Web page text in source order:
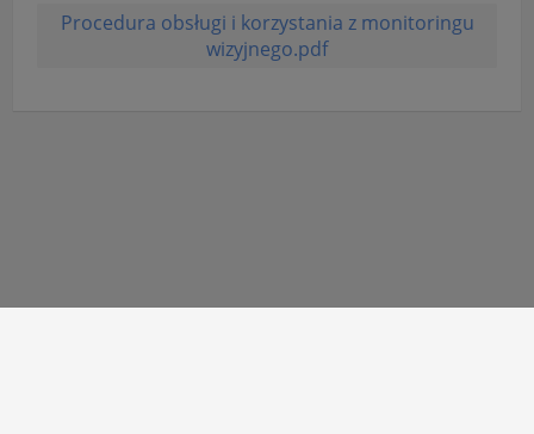
Procedura obsługi i korzystania z monitoringu
wizyjnego.pdf